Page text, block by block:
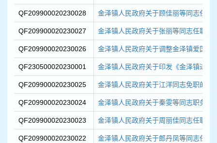
QF209900020230028 金泽镇人民政府关于顾佳丽等同志任职
QF209900020230027 金泽镇人民政府关于张丽等同志任职的
QF209900020230026 金泽镇人民政府关于调整金泽镇爱国卫
QF230500020230001 金泽镇人民政府关于印发《金泽镇进一
QF209900020230025 金泽镇人民政府关于江洋同志免职的通
QF209900020230024 金泽镇人民政府关于秦雯等同志职务任
QF209900020230023 金泽镇人民政府关于周丽佳同志任职的
QF209900020230022 金泽镇人民政府关于郎丹凤等同志任职